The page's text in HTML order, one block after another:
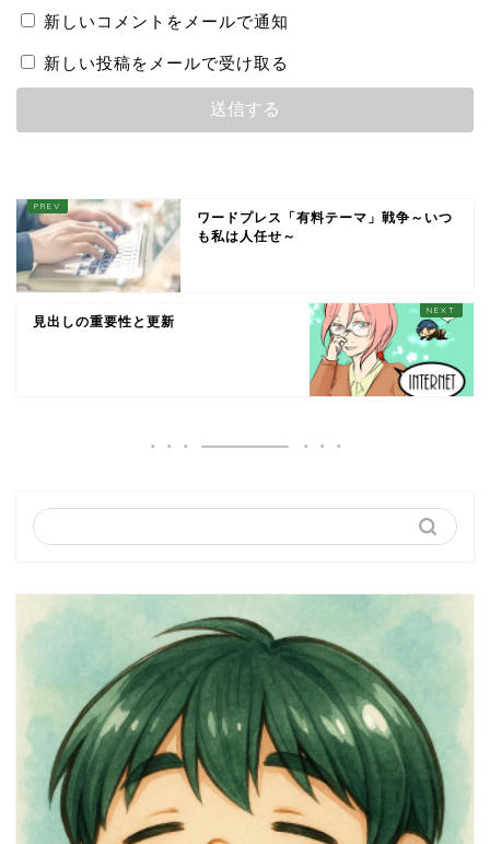
新しいコメントをメールで通知
新しい投稿をメールで受け取る
ワードプレス「有料テーマ」戦争～いつ
も私は人任せ～
見出しの重要性と更新